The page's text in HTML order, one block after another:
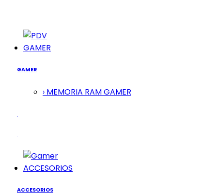
GAMER
GAMER
› MEMORIA RAM GAMER
ACCESORIOS
ACCESORIOS